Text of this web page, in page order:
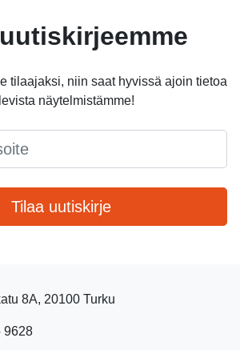
tilaajaksi, niin saat hyvissä ajoin tietoa
näytelmistämme!
Tilaa uutiskirje
8A, 20100 Turku
9628